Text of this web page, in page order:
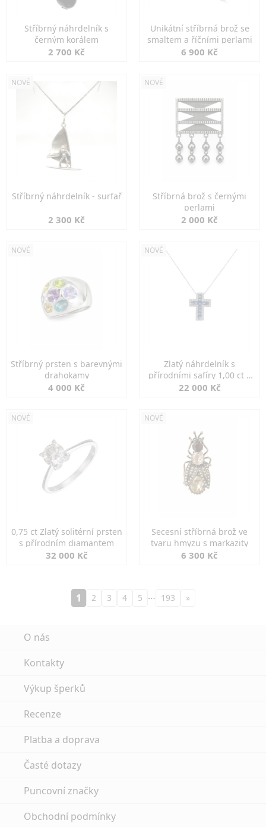
Stříbrný náhrdelník s
černým korálem
2 700 Kč
Unikátní stříbrná brož se
smaltem a říčními perlami
6 900 Kč
NOVÉ
Stříbrný náhrdelník - surfař
2 300 Kč
NOVÉ
Stříbrná brož s černými
perlami
2 000 Kč
NOVÉ
Stříbrný prsten s barevnými
drahokamy
4 000 Kč
NOVÉ
Zlatý náhrdelník s
přírodními safíry 1,00 ct a
diamanty
22 000 Kč
NOVÉ
0,75 ct Zlatý solitérní prsten
s přírodním diamantem
32 000 Kč
NOVÉ
Secesní stříbrná brož ve
tvaru hmyzu s markazity
6 300 Kč
1 2 3 4 5 … 193 »
O nás
Kontakty
Výkup šperků
Recenze
Platba a doprava
Časté dotazy
Puncovní značky
Obchodní podmínky